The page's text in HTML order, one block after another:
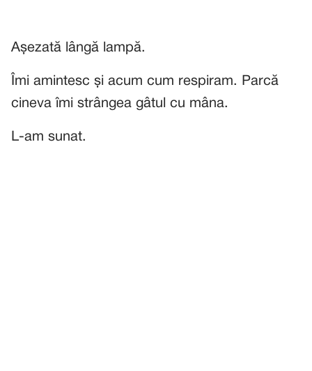
Așezată lângă lampă.
Îmi amintesc și acum cum respiram. Parcă
cineva îmi strângea gâtul cu mâna.
L-am sunat.